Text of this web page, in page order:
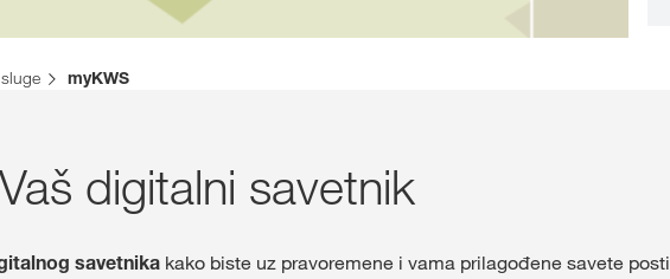
myKWS
digitalni savetnik
savetnika kako biste uz pravoremene i vama prilagođene savete